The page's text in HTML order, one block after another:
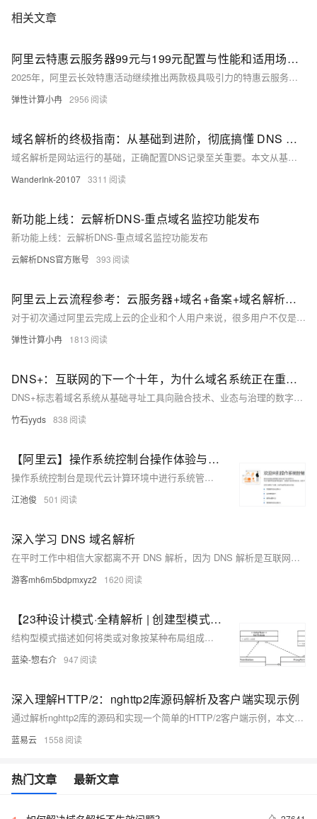
相关文章
阿里云特惠云服务器99元与199元配置与性能和适用场景解析：高性价比之选
2025年，阿里云长效特惠活动继续推出两款极具吸引力的特惠云服务器套餐：99元1年的经济型e实例2核2G云服务器和199元1年的通用算力型u1实例2核4G云服务器。这两款云服务器不仅价格亲民，而且性能稳定可靠，为入门级用户和普通企业级用户提供了理想的选择。本文将对这两款云服务器进行深度剖析，包括配置介绍、实例规格、使用场景、性能表现以及购买策略等方面，帮助用户更好地了解这两款云服务器，以供参考和选择。
弹性计算小冉 2956
域名解析的终极指南：从基础到进阶，彻底搞懂 DNS 记录
域名解析是网站运行的基础，正确配置DNS记录至关重要。本文从基础到进阶全面解析DNS知识，涵盖A、AAAA、CNAME、MX、TXT、CAA等常见记录类型及其应用场景。通过学习，你将了解DNS的工作原理，掌握如何优化域名配置，确保网站与邮件服务高效运行。无论搭建个人博客还是企业官网，本文都能助你轻松搞定域名解析！
WanderInk-20107 3311
新功能上线：云解析DNS-重点域名监控功能发布
新功能上线：云解析DNS-重点域名监控功能发布
云解析DNS官方账号 393
阿里云上云流程参考：云服务器+域名+备案+域名解析绑定，全流程图文详解
对于初次通过阿里云完成上云的企业和个人用户来说，很多用户不仅是需要选购云服务器，同时还需要注册域名以及完成备案和域名的解析相关流程，从而实现网站的上线。本文将以上云操作流程为核心，结合阿里云的活动政策与用户系统梳理云服务器选购、域名注册、备案申请及域名绑定四大关键环节，以供用户完成线上业务部署做出参考。
弹性计算小冉 1813
DNS+：互联网的下一个十年，为什么域名系统正在重新定义数字生态？ ——解读《“DNS+”发展白皮书（2023）》
DNS+标志着域名系统从基础寻址工具向融合技术、业态与治理的数字生态中枢转变。通过与IPv6、AI和区块链结合，DNS实现了智能调度、加密传输等新功能，支持工业互联网、Web3及万物互联场景。当前，中国IPv6用户达7.6亿，全球DNSSEC支持率三年增长80%，展现了其快速发展态势。然而，DNS+仍面临安全威胁、技术普惠瓶颈及生态协同挑战。未来，需推动零信任DNS模型、加强威胁情报共享，并加速标准制定，以筑牢数字时代网络根基，实现更安全、高效的数字生态建设。
竹石yyds 838
【阿里云】操作系统控制台操作体验与性能评测全解析
操作系统控制台是现代云计算环境中进行系统管理和运维的重要工具，提供系统概览、诊断、观测、管理等功能，支持API、SDK、CLI等管理方式。通过创建角色、系统配置和组件安装等操作，用户可以高效管理云端资源，提升操作系统的使用效率和稳定性。尤其适合需要高效管理操作系统的用户及学习云计算、网络管理的学生。建议增强自定义功能、优化性能报告和完善文档支持，以进一步提升用户体验。
江池俊 501
深入学习 DNS 域名解析
在平时工作中相信大家都离不开 DNS 解析，因为 DNS 解析是互联网访问的第一步，无论是使用笔记本浏览器访问网络还是打开手机APP的时候，访问网络资源的第一步必然要经过DNS解析流程。
游客mh6m5bdpmxyz2 1620
【23种设计模式·全精解析 | 创建型模式篇】5种创建型模式的结构概述、实现、优缺点、扩展、使用场景、源码解析
结构型模式描述如何将类或对象按某种布局组成更大的结构。它分为类结构型模式和对象结构型模式，前者采用继承机制来组织接口和类，后者釆用组合或聚合来组合对象。由于组合关系或聚合关系比继承关系耦合度低，满足“合成复用原则”，所以对象结构型模式比类结构型模式具有更大的灵活性。 结构型模式分为以下 7 种： • 代理模式 • 适配器模式 • 装饰者模式 • 桥接模式 • 外观模式 • 组合模式 • 享元模式
蓝染-惣右介 947
深入理解HTTP/2：nghttp2库源码解析及客户端实现示例
通过解析nghttp2库的源码和实现一个简单的HTTP/2客户端示例，本文详细介绍了HTTP/2的关键特性和nghttp2的核心实现。了解这些内容可以帮助开发者更好地理解HTTP/2协议，提高Web应用的性能和用户体验。对于实际开发中的应用，可以根据需要进一步优化和扩展代码，以满足具体需求。
蓝易云 1558
热门文章 最新文章